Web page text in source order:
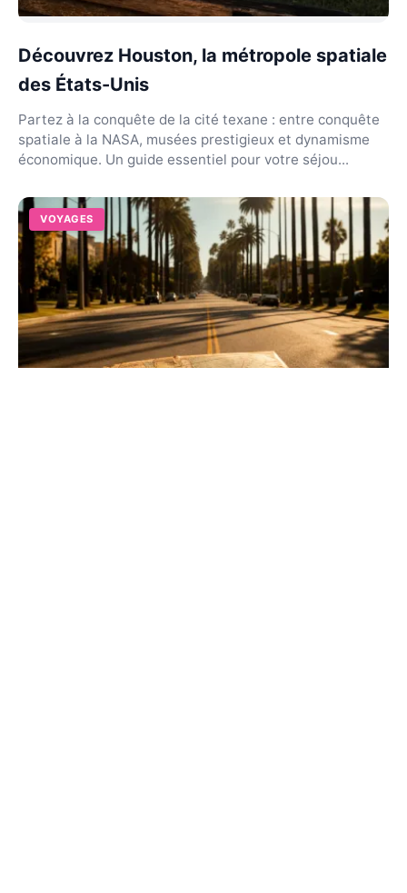
Découvrez Houston, la métropole spatiale
des États-Unis
Partez à la conquête de la cité texane : entre conquête
spatiale à la NASA, musées prestigieux et dynamisme
économique. Un guide essentiel pour votre séjou...
VOYAGES